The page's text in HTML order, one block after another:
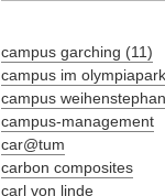
campus garching (11)
campus im olympiapark
campus
campus-management
car@tum
carbon composites
carl von linde